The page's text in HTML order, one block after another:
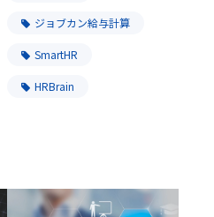
ジョブカン給与計算
SmartHR
HRBrain